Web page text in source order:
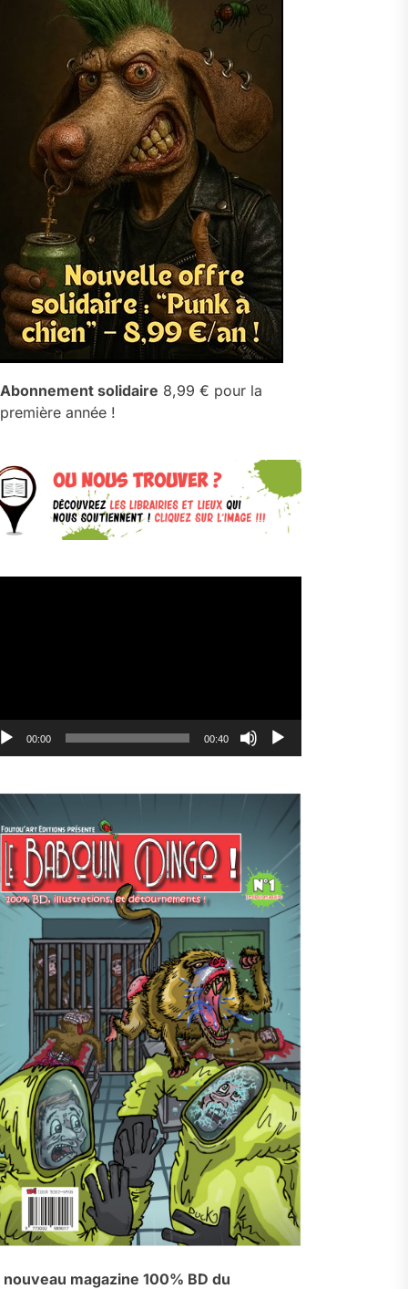
Abonnement solidaire 8,99 € pour la
première année !
00:00 00:40
nouveau magazine 100% BD du